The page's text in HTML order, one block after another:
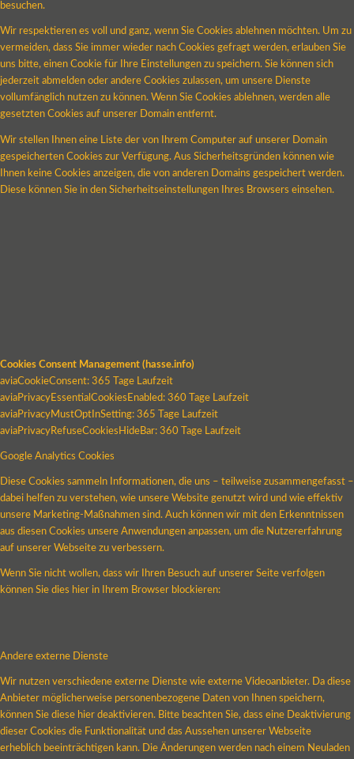
besuchen.
Wir respektieren es voll und ganz, wenn Sie Cookies ablehnen möchten. Um zu
vermeiden, dass Sie immer wieder nach Cookies gefragt werden, erlauben Sie
uns bitte, einen Cookie für Ihre Einstellungen zu speichern. Sie können sich
jederzeit abmelden oder andere Cookies zulassen, um unsere Dienste
vollumfänglich nutzen zu können. Wenn Sie Cookies ablehnen, werden alle
gesetzten Cookies auf unserer Domain entfernt.
Wir stellen Ihnen eine Liste der von Ihrem Computer auf unserer Domain
gespeicherten Cookies zur Verfügung. Aus Sicherheitsgründen können wie
Ihnen keine Cookies anzeigen, die von anderen Domains gespeichert werden.
Diese können Sie in den Sicherheitseinstellungen Ihres Browsers einsehen.
Cookies Consent Management (hasse.info)
aviaCookieConsent: 365 Tage Laufzeit
aviaPrivacyEssentialCookiesEnabled: 360 Tage Laufzeit
aviaPrivacyMustOptInSetting: 365 Tage Laufzeit
aviaPrivacyRefuseCookiesHideBar: 360 Tage Laufzeit
Google Analytics Cookies
Diese Cookies sammeln Informationen, die uns – teilweise zusammengefasst –
dabei helfen zu verstehen, wie unsere Website genutzt wird und wie effektiv
unsere Marketing-Maßnahmen sind. Auch können wir mit den Erkenntnissen
aus diesen Cookies unsere Anwendungen anpassen, um die Nutzererfahrung
auf unserer Webseite zu verbessern.
Wenn Sie nicht wollen, dass wir Ihren Besuch auf unserer Seite verfolgen
können Sie dies hier in Ihrem Browser blockieren:
Andere externe Dienste
Wir nutzen verschiedene externe Dienste wie externe Videoanbieter. Da diese
Anbieter möglicherweise personenbezogene Daten von Ihnen speichern,
können Sie diese hier deaktivieren. Bitte beachten Sie, dass eine Deaktivierung
dieser Cookies die Funktionalität und das Aussehen unserer Webseite
erheblich beeinträchtigen kann. Die Änderungen werden nach einem Neuladen